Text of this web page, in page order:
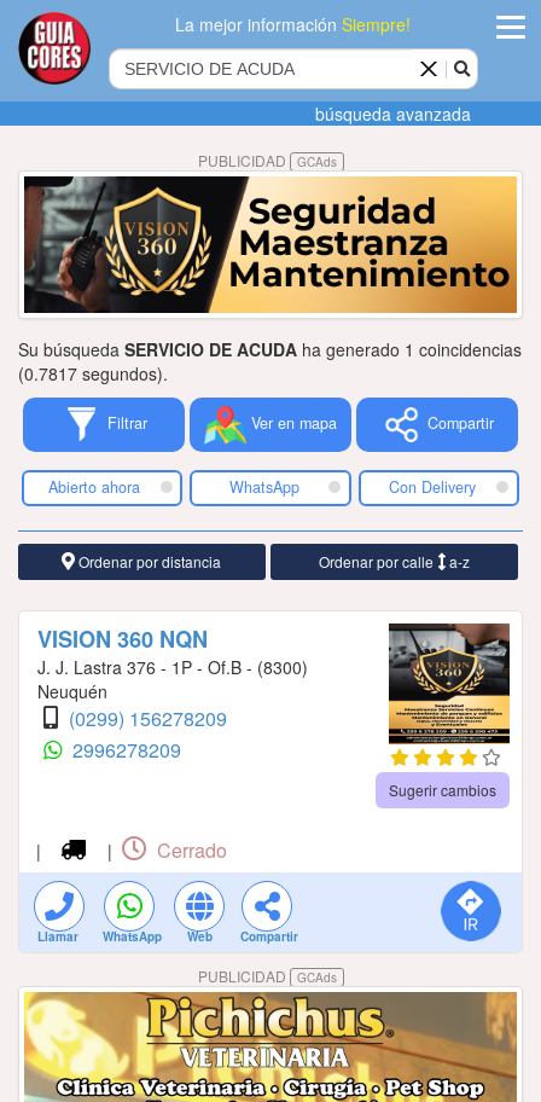
La mejor informaciónSiempre!
Agregar
empresa
datos
Publicidad
Tiendacores
Contactenos
búsqueda avanzada
PUBLICIDAD GCAds
Su búsqueda SERVICIO DE ACUDA ha generado 1 coincidencias
(0.7817 segundos).
Filtrar Ver en mapa Compartir
Abierto ahora WhatsApp Con Delivery
Ordenar por distancia Ordenar por calle a-z
VISION 360 NQN
J. J. Lastra 376 - 1P - Of.B - (8300)
Neuquén
(0299) 156278209
2996278209
Sugerir cambios
| | Cerrado
Llamar WhatsApp Web Compartir
PUBLICIDAD GCAds